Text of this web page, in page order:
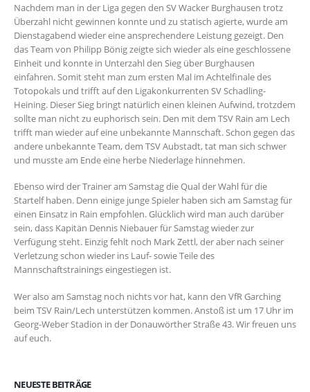
Nachdem man in der Liga gegen den SV Wacker Burghausen trotz
Überzahl nicht gewinnen konnte und zu statisch agierte, wurde am
Dienstagabend wieder eine ansprechendere Leistung gezeigt. Den
das Team von Philipp Bönig zeigte sich wieder als eine geschlossene
Einheit und konnte in Unterzahl den Sieg über Burghausen
einfahren. Somit steht man zum ersten Mal im Achtelfinale des
Totopokals und trifft auf den Ligakonkurrenten SV Schadling-
Heining. Dieser Sieg bringt natürlich einen kleinen Aufwind, trotzdem
sollte man nicht zu euphorisch sein. Den mit dem TSV Rain am Lech
trifft man wieder auf eine unbekannte Mannschaft. Schon gegen das
andere unbekannte Team, dem TSV Aubstadt, tat man sich schwer
und musste am Ende eine herbe Niederlage hinnehmen.
Ebenso wird der Trainer am Samstag die Qual der Wahl für die
Startelf haben. Denn einige junge Spieler haben sich am Samstag für
einen Einsatz in Rain empfohlen. Glücklich wird man auch darüber
sein, dass Kapitän Dennis Niebauer für Samstag wieder zur
Verfügung steht. Einzig fehlt noch Mark Zettl, der aber nach seiner
Verletzung schon wieder ins Lauf- sowie Teile des
Mannschaftstrainings eingestiegen ist.
Wer also am Samstag noch nichts vor hat, kann den VfR Garching
beim TSV Rain/Lech unterstützen kommen. Anstoß ist um 17 Uhr im
Georg-Weber Stadion in der Donauwörther Straße 43. Wir freuen uns
auf euch.
NEUESTE BEITRÄGE